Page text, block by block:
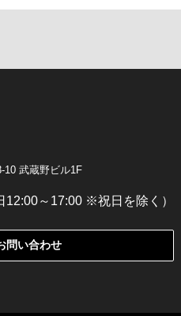
10 武蔵野ビル1F
12:00～17:00 ※祝日を除く）
問い合わせ